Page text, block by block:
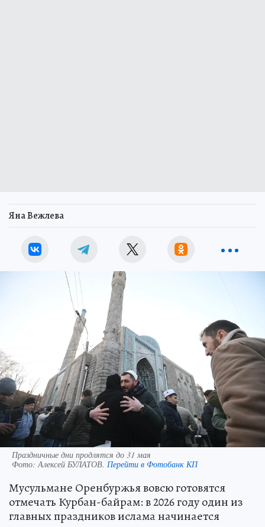
Яна Вежлева
Праздничные дни продлятся до 31 мая
Фото:Алексей БУЛАТОВ. Перейти в Фотобанк КП
Мусульмане Оренбуржья вовсю готовятся
отмечать Курбан-байрам: в 2026 году один из
главных праздников ислама начинается